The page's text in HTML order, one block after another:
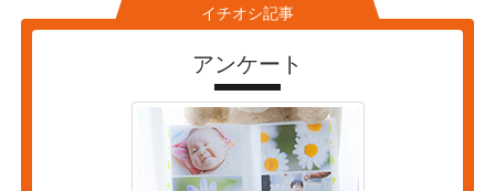
イチオシ記事
アンケート